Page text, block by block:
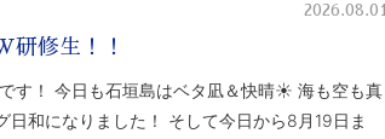
2026.08.01
修生！！
す！ 今日も石垣島はベタ凪＆快晴☀️ 海も空も真
日和になりました！ そして今日から8月19日ま